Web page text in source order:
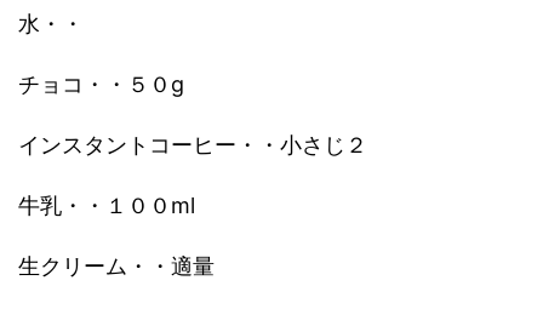
水・・
チョコ・・５０g
インスタントコーヒー・・小さじ２
牛乳・・１００ml
生クリーム・・適量